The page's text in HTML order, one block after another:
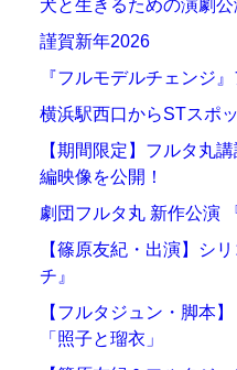
犬と生きるための演劇公
謹賀新年2026
『フルモデルチェンジ
横浜駅西口からSTスポ
【期間限定】フルタ丸
編映像を公開！
劇団フルタ丸 新作公演
【篠原友紀・出演】シ
チ』
【フルタジュン・脚本
「照子と瑠衣」